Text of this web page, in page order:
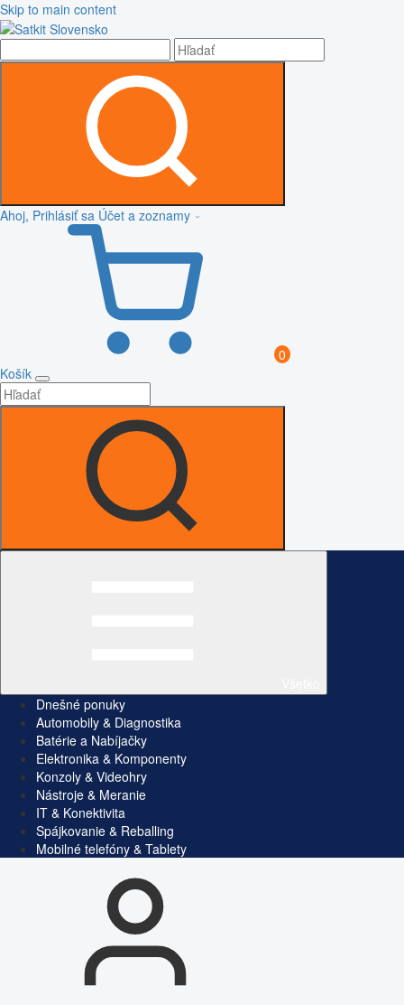
Skip to main content
Ahoj, Prihlásiť sa Účet a zoznamy
0
Košík
Dnešné ponuky
Automobily & Diagnostika
Batérie a Nabíjačky
Elektronika & Komponenty
Konzoly & Videohry
Nástroje & Meranie
IT & Konektivita
Spájkovanie & Reballing
Mobilné telefóny & Tablety